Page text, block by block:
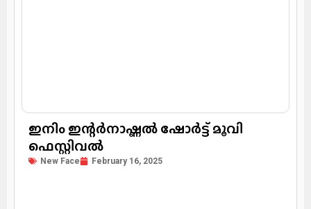
ഇനിം ഇന്റർനാഷ്ണൽ ഷോർട്ട് മൂവി
ഫെസ്റ്റിവൽ
New Face February 16, 2025